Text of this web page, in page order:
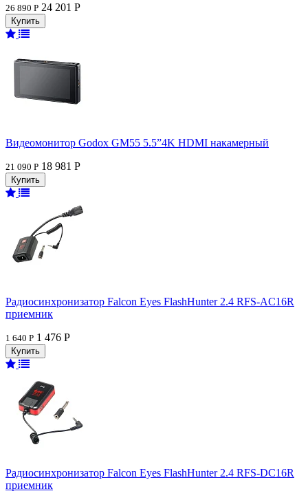
26 890 Р 24 201 Р
Видеомонитор Godox GM55 5.5”4K HDMI накамерный
21 090 Р 18 981 Р
Радиосинхронизатор Falcon Eyes FlashHunter 2.4 RFS-AC16R
приемник
1 640 Р 1 476 Р
Радиосинхронизатор Falcon Eyes FlashHunter 2.4 RFS-DC16R
приемник